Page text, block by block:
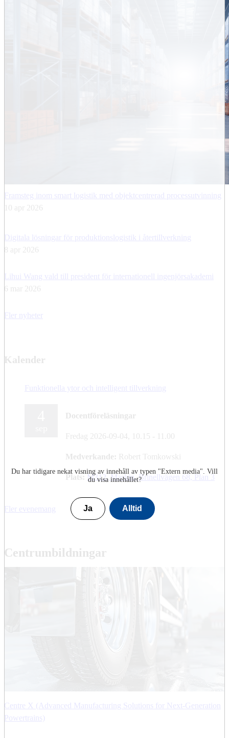
Du har tidigare nekat visning av innehåll av typen "Extern media". Vill
du visa innehållet?
Ja Alltid
Framsteg inom smart logistik med objektcentrerad processutvinning
10 apr 2026
Digitala lösningar för produktionslogistik i återtillverkning
8 apr 2026
Lihui Wang vald till president för internationell ingenjörsakademi
6 mar 2026
Fler nyheter
Kalender
Funktionella ytor och intelligent tillverkning
Docentföreläsningar
Fredag 2026-09-04, 10.15 - 11.00
Medverkande: Robert Tomkowski
Plats: M312, Maskin, Brinellvägen 68, Plan 3
Fler evenemang
Centrumbildningar
Centre X (Advanced Manufacturing Solutions for Next-Generation
Powertrains)